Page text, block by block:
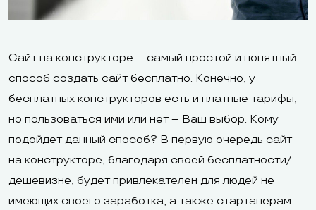
Сайт на конструкторе – самый простой и понятный
способ создать сайт бесплатно. Конечно, у
бесплатных конструкторов есть и платные тарифы,
но пользоваться ими или нет – Ваш выбор. Кому
подойдет данный способ? В первую очередь сайт
на конструкторе, благодаря своей бесплатности/
дешевизне, будет привлекателен для людей не
имеющих своего заработка, а также стартаперам.